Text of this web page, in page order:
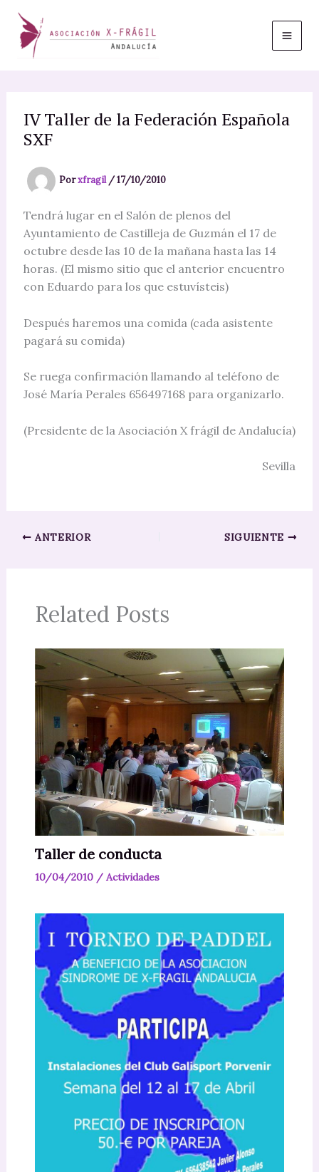
contenido
IV Taller de la Federación Española
SXF
Porxfragil /17/10/2010
Tendrá lugar en el Salón de plenos del
Ayuntamiento de Castilleja de Guzmán el 17 de
octubre desde las 10 de la mañana hasta las 14
horas. (El mismo sitio que el anterior encuentro
con Eduardo para los que estuvísteis)
Después haremos una comida (cada asistente
pagará su comida)
Se ruega confirmación llamando al teléfono de
José María Perales 656497168 para organizarlo.
(Presidente de la Asociación X frágil de Andalucía)
Sevilla
ANTERIOR SIGUIENTE
Related Posts
Taller de conducta
10/04/2010 / Actividades